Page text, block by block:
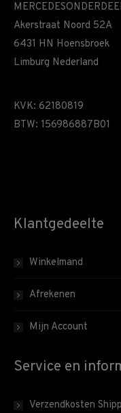
Akerstraat Noord 52A
6431 HN Hoensbroek
Limburg Nederland
KVK: 62180819
BTW: 156986887B01
Klantgedeelte
Winkelmand
Afrekenen
Mijn Account
Service en
Verzendkosten